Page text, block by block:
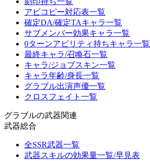
アビコピー対応表一覧
確定DA/確定TAキャラ一覧
サブメンバー効果キャラ一覧
0ターンアビリティ持ちキャラ一覧
最終キャラ/召喚石一覧
キャラ/ジョブスキン一覧
キャラ年齢/身長一覧
グラブル出演声優一覧
クロスフェイト一覧
グラブルの武器関連
武器総合
全SSR武器一覧
武器スキルの効果量一覧/早見表